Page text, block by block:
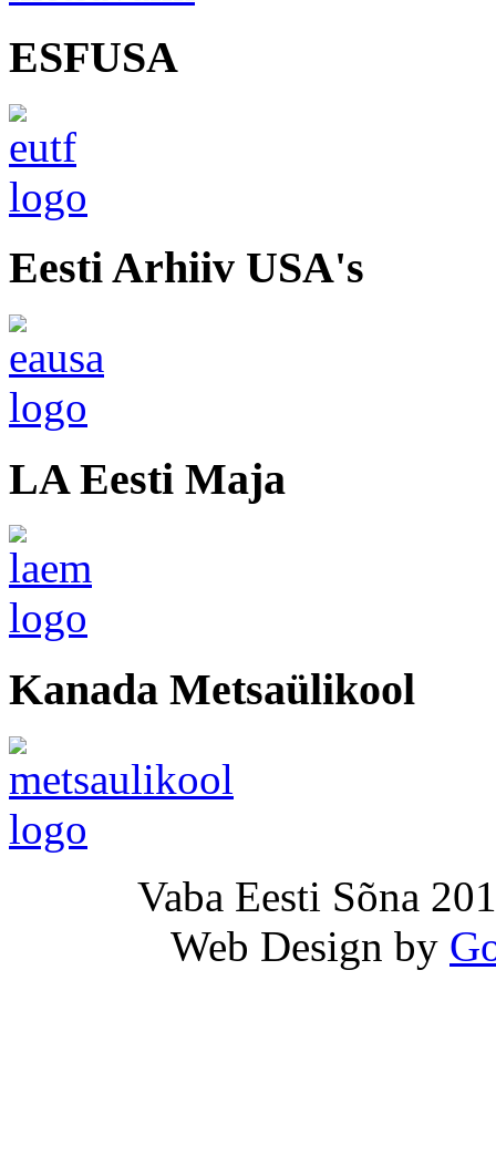
ESFUSA
Eesti Arhiiv USA's
LA Eesti Maja
Kanada Metsaülikool
Vaba Eesti Sõna
Web Design by